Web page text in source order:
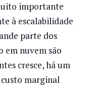
importante
à escalabilidade
parte dos
em nuvem são
cresce, há um
marginal